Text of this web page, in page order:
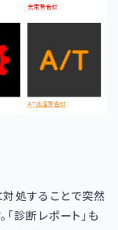
処することで突然
診断レポート」も